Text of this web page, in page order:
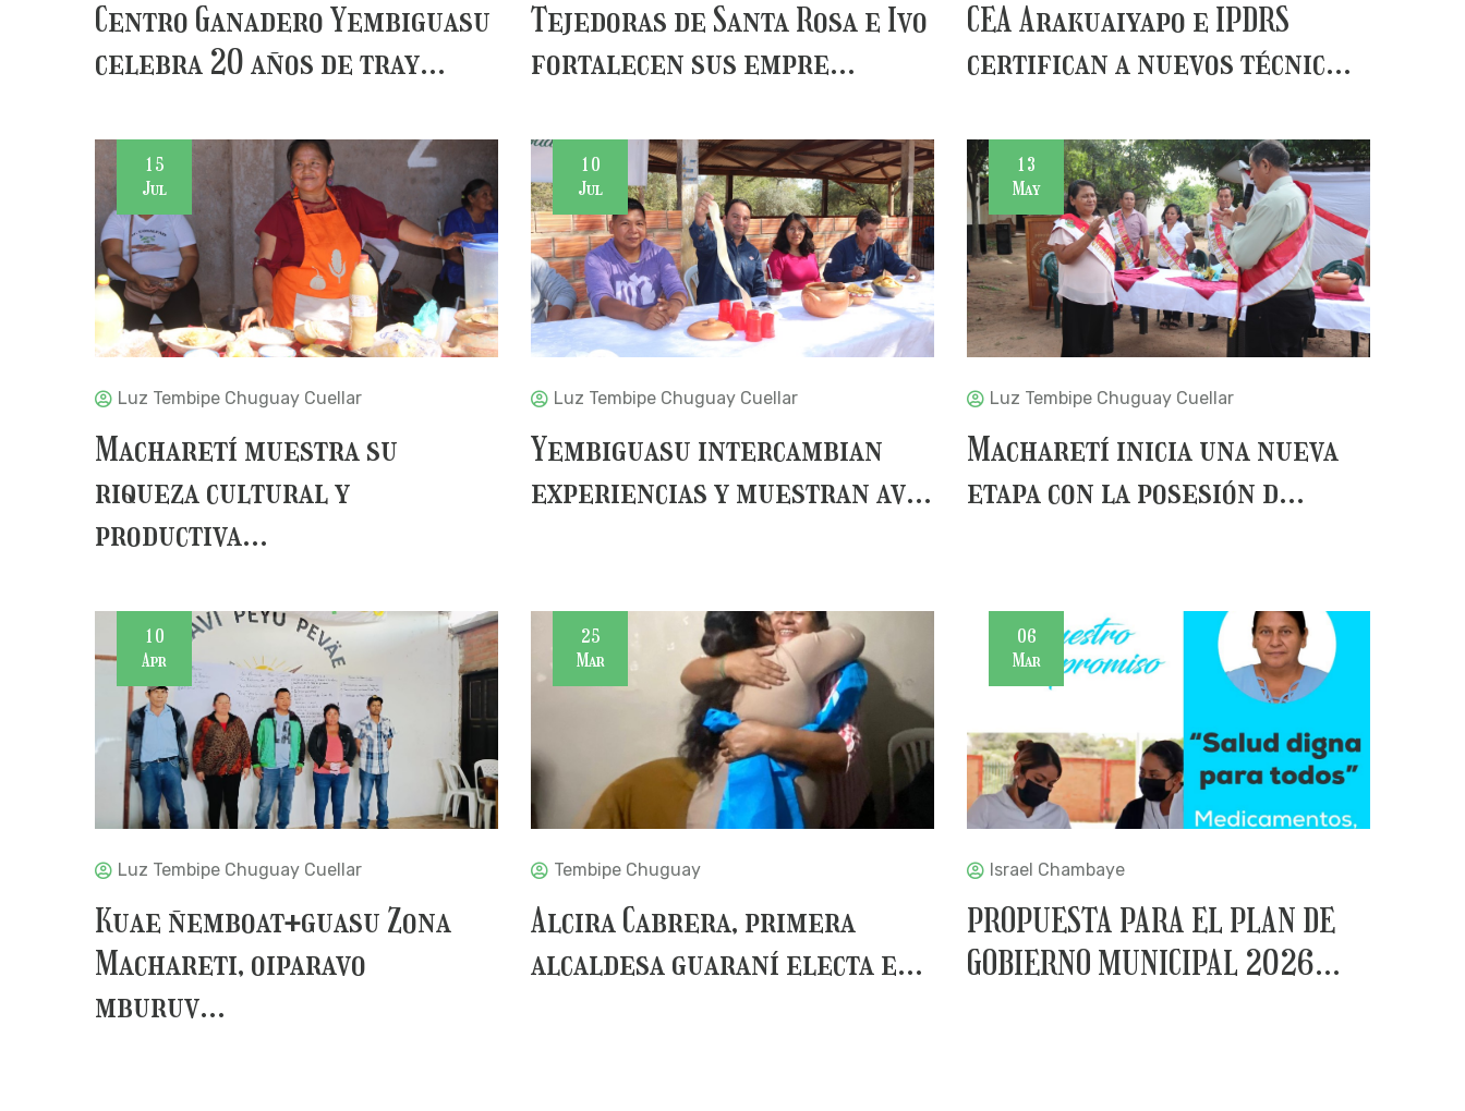
Centro Ganadero Yembiguasu
celebra 20 años de tray...
Tejedoras de Santa Rosa e Ivo
fortalecen sus empre...
CEA Arakuaiyapo e IPDRS
certifican a nuevos técnic...
15
Jul
Luz Tembipe Chuguay Cuellar
Macharetí muestra su
riqueza cultural y
productiva...
10
Jul
Luz Tembipe Chuguay Cuellar
Yembiguasu intercambian
experiencias y muestran av...
13
May
Luz Tembipe Chuguay Cuellar
Macharetí inicia una nueva
etapa con la posesión d...
10
Apr
Luz Tembipe Chuguay Cuellar
Kuae ñemboat+guasu Zona
Machareti, oiparavo
mburuv...
25
Mar
Tembipe Chuguay
Alcira Cabrera, primera
alcaldesa guaraní electa e...
06
Mar
Israel Chambaye
PROPUESTA PARA EL PLAN DE
GOBIERNO MUNICIPAL 2026...